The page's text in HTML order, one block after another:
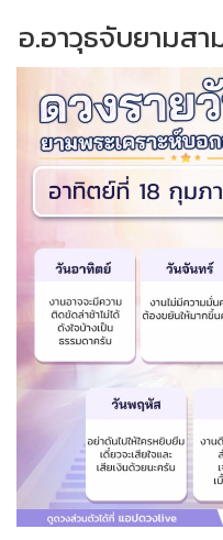
อ.อาวุธจับยามส